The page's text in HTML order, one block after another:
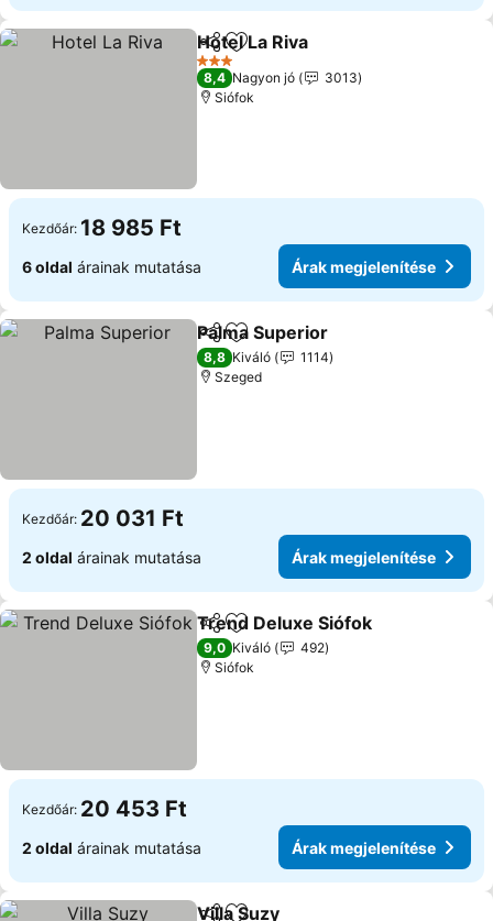
Megosztás
Hozzáadás a kedvencekhez
Hotel La Riva
3 Kategória
8,4 Nagyon jó
3013
Siófok
Kezdőár: 18 985 Ft
6 oldal árainak mutatása Árak megjelenítése
Megosztás
Hozzáadás a kedvencekhez
Palma Superior
8,8 Kiváló
1114
Szeged
Kezdőár: 20 031 Ft
2 oldal árainak mutatása Árak megjelenítése
Megosztás
Hozzáadás a kedvencekhez
Trend Deluxe Siófok
9,0 Kiváló
492
Siófok
Kezdőár: 20 453 Ft
2 oldal árainak mutatása Árak megjelenítése
Villa Suzy